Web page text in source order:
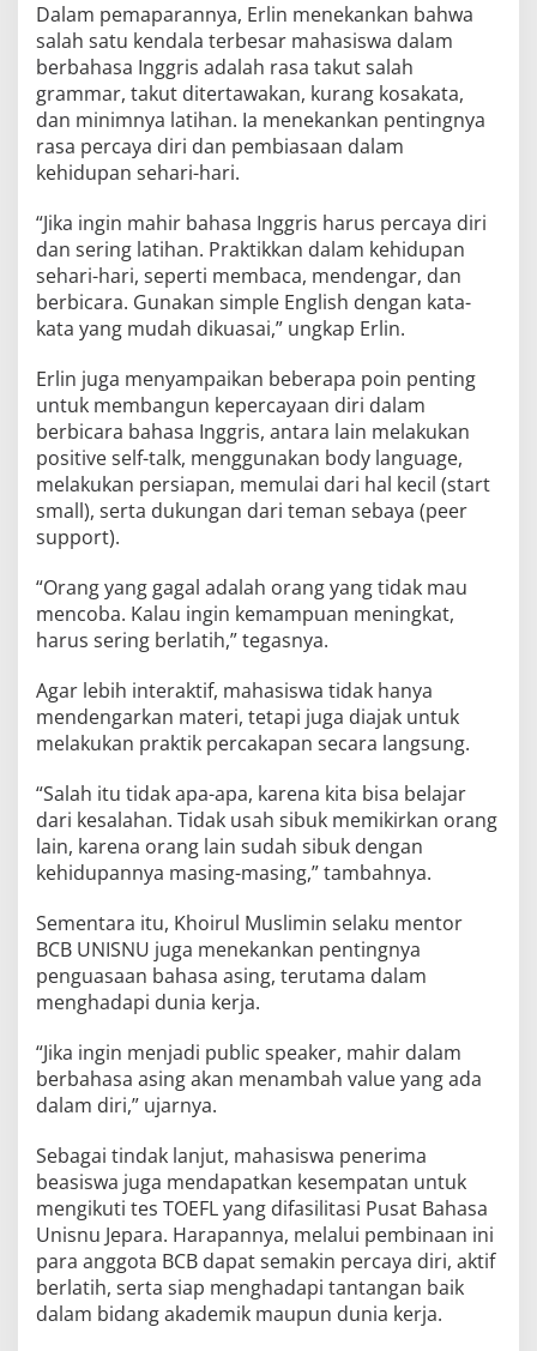
Dalam pemaparannya, Erlin menekankan bahwa
salah satu kendala terbesar mahasiswa dalam
berbahasa Inggris adalah rasa takut salah
grammar, takut ditertawakan, kurang kosakata,
dan minimnya latihan. Ia menekankan pentingnya
rasa percaya diri dan pembiasaan dalam
kehidupan sehari-hari.
“Jika ingin mahir bahasa Inggris harus percaya diri
dan sering latihan. Praktikkan dalam kehidupan
sehari-hari, seperti membaca, mendengar, dan
berbicara. Gunakan simple English dengan kata-
kata yang mudah dikuasai,” ungkap Erlin.
Erlin juga menyampaikan beberapa poin penting
untuk membangun kepercayaan diri dalam
berbicara bahasa Inggris, antara lain melakukan
positive self-talk, menggunakan body language,
melakukan persiapan, memulai dari hal kecil (start
small), serta dukungan dari teman sebaya (peer
support).
“Orang yang gagal adalah orang yang tidak mau
mencoba. Kalau ingin kemampuan meningkat,
harus sering berlatih,” tegasnya.
Agar lebih interaktif, mahasiswa tidak hanya
mendengarkan materi, tetapi juga diajak untuk
melakukan praktik percakapan secara langsung.
“Salah itu tidak apa-apa, karena kita bisa belajar
dari kesalahan. Tidak usah sibuk memikirkan orang
lain, karena orang lain sudah sibuk dengan
kehidupannya masing-masing,” tambahnya.
Sementara itu, Khoirul Muslimin selaku mentor
BCB UNISNU juga menekankan pentingnya
penguasaan bahasa asing, terutama dalam
menghadapi dunia kerja.
“Jika ingin menjadi public speaker, mahir dalam
berbahasa asing akan menambah value yang ada
dalam diri,” ujarnya.
Sebagai tindak lanjut, mahasiswa penerima
beasiswa juga mendapatkan kesempatan untuk
mengikuti tes TOEFL yang difasilitasi Pusat Bahasa
Unisnu Jepara. Harapannya, melalui pembinaan ini
para anggota BCB dapat semakin percaya diri, aktif
berlatih, serta siap menghadapi tantangan baik
dalam bidang akademik maupun dunia kerja.